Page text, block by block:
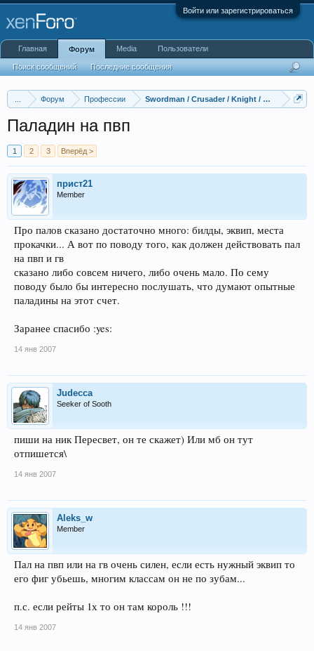
Войти или зарегистрироваться
Форум Профессии Swordman / Crusader / Knight / Paladin /
Паладин на пвп
1 2 3 Вперёд >
прист21
Member
Про палов сказано достаточно много: билды, эквип, места
прокачки... А вот по поводу того, как должен действовать пал
на пвп и гв
сказано либо совсем ничего, либо очень мало. По сему
поводу было бы интересно послушать, что думают опытные
паладины на этот счет.
Заранее спасибо :yes:
14 янв 2007
Judecca
Seeker of Sooth
пиши на ник Пересвет, он те скажет) Или мб он тут
отпишется\
14 янв 2007
Aleks_w
Member
Пал на пвп или на гв очень силен, если есть нужный эквип то
его фиг убьешь, многим классам он не по зубам...
п.с. если рейты 1х то он там король !!!
14 янв 2007
Главная Форум
Поиск сообщений Последние сообщения
Media Пользователи